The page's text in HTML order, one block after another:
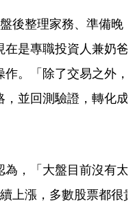
後整理家務、準備晚
是專職投資人兼奶爸
。「除了交易之外，
並回測驗證，轉化成
，「大盤目前沒有太
上漲，多數股票都很